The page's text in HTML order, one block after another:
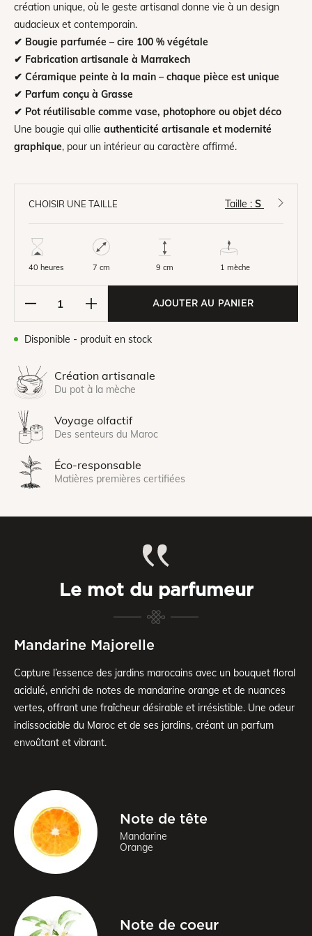
création unique, où le geste artisanal donne vie à un design
audacieux et contemporain.
✔ Bougie parfumée – cire 100 % végétale
✔ Fabrication artisanale à Marrakech
✔ Céramique peinte à la main – chaque pièce est unique
✔ Parfum conçu à Grasse
✔ Pot réutilisable comme vase, photophore ou objet déco
Une bougie qui allie authenticité artisanale et modernité
graphique, pour un intérieur au caractère affirmé.
CHOISIR UNE TAILLE Taille : S
40 heures 7 cm 9 cm 1 mèche
AJOUTER AU PANIER
Disponible - produit en stock
Création artisanale
Du pot à la mèche
Voyage olfactif
Des senteurs du Maroc
Éco-responsable
Matières premières certifiées
Le mot du parfumeur
Mandarine Majorelle
Capture l’essence des jardins marocains avec un bouquet floral
acidulé, enrichi de notes de mandarine orange et de nuances
vertes, offrant une fraîcheur désirable et irrésistible. Une odeur
indissociable du Maroc et de ses jardins, créant un parfum
envoûtant et vibrant.
Note de tête
Mandarine
Orange
Note de coeur